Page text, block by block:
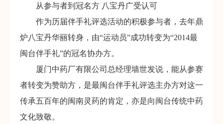
从参与者到冠名方 八宝丹广受认可
作为历届伴手礼评选活动的积极参与者，去年鼎
炉八宝丹华丽转身，由“运动员”成功转变为“2014最
闽台伴手礼”的冠名协办方。
厦门中药厂有限公司总经理墙世发说，能从参赛
者转变为赞助方，是最闽台伴手礼评选主办方对这一
传承五百年的闽南灵药的肯定，亦是向闽台传统中药
文化致敬。